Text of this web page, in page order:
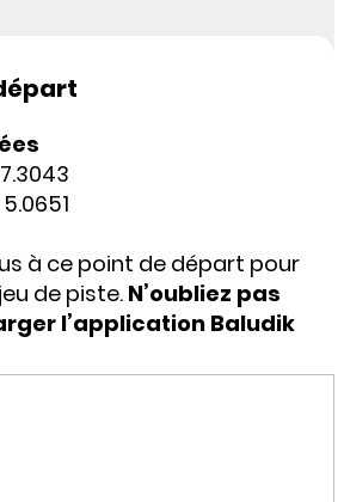
à ce point de départ pour
de piste. N’oubliez pas
l’application Baludik